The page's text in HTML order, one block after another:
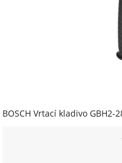
BOSCH Vrtací kladivo GBH2-